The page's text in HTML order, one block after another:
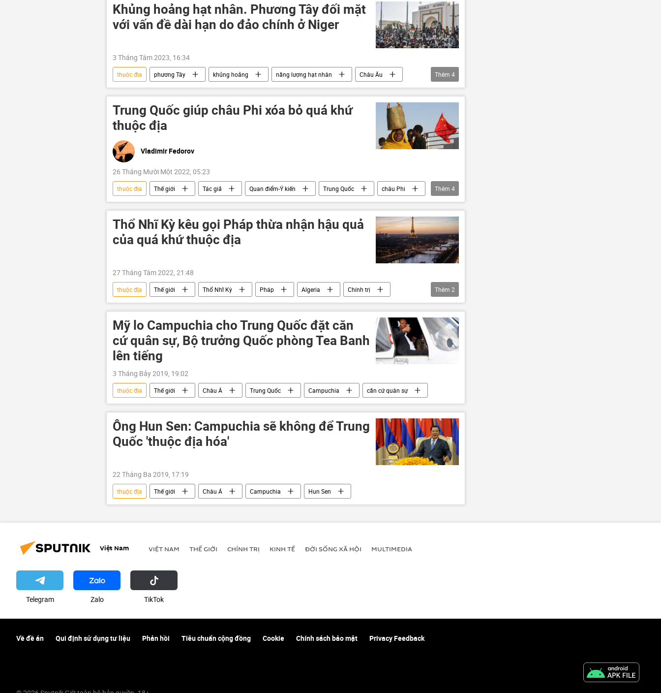
Khủng hoảng hạt nhân. Phương Tây đối mặt
với vấn đề dài hạn do đảo chính ở Niger
3 Tháng Tám 2023, 16:34
thuộc địa phương Tây khủng hoảng năng lượng hạt nhân
Châu Âu
Thế giới
đảo chính Quan điểm-Ý kiến Pháp
Thêm 4
Trung Quốc giúp châu Phi xóa bỏ quá khứ
thuộc địa
Vladimir Fedorov
26 Tháng Mười Một 2022, 05:23
thuộc địa Thế giới Tác giả Quan điểm-Ý kiến Trung Quốc
châu Phi
Chính trị
Kinh tế phương Tây Zimbabwe
Thêm 4
Thổ Nhĩ Kỳ kêu gọi Pháp thừa nhận hậu quả
của quá khứ thuộc địa
27 Tháng Tám 2022, 21:48
thuộc địa Thế giới Thổ Nhĩ Kỳ Pháp Algeria
Chính trị
Emmanuel Macron
hợp tác
Thêm 2
Mỹ lo Campuchia cho Trung Quốc đặt căn
cứ quân sự, Bộ trưởng Quốc phòng Tea Banh
lên tiếng
3 Tháng Bảy 2019, 19:02
thuộc địa Thế giới Châu Á Trung Quốc Campuchia căn cứ quân sự
Ông Hun Sen: Campuchia sẽ không để Trung
Quốc 'thuộc địa hóa'
22 Tháng Ba 2019, 17:19
thuộc địa Thế giới Châu Á Campuchia Hun Sen
Việt Nam VIỆT NAM THẾ GIỚI CHÍNH TRỊ KINH TẾ ĐỜI SỐNG XÃ HỘI MULTIMEDIA
Telegram Zalo ТikТоk
Về đề án Qui định sử dụng tư liệu Phản hồi Tiêu chuẩn cộng đồng Cookie Chính sách bảo mật Privacy Feedback